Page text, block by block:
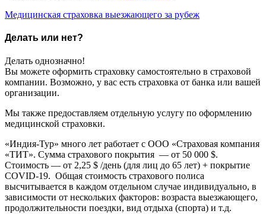
Медицинская страховка выезжающего за рубеж
Делать или нет?
Делать однозначно!
Вы можете оформить страховку самостоятельно в страховой
компании. Возможно, у вас есть страховка от банка или вашей
организации.
Мы также предоставляем отдельную услугу по оформлению
медицинской страховки.
«Индия-Тур» много лет работает с ООО «Страховая компания
«ТИТ». Сумма страхового покрытия — от 50 000 $.
Стоимость — от 2,25 $ /день (для лиц до 65 лет) + покрытие
COVID-19. Общая стоимость страхового полиса
высчитывается в каждом отдельном случае индивидуально, в
зависимости от нескольких факторов: возраста выезжающего,
продолжительности поездки, вид отдыха (спорта) и т.д.